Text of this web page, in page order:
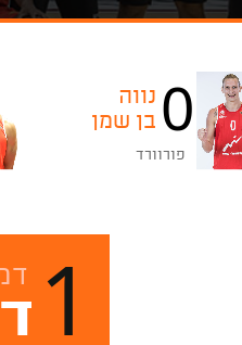
0 נווה
בן שמן
פורוורד
1